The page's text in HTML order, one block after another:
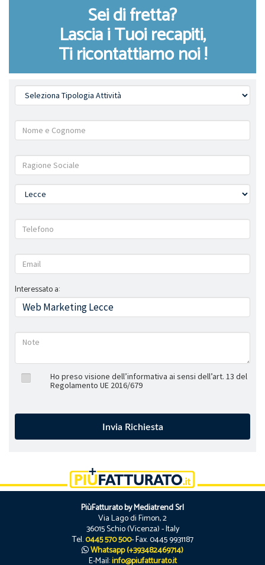
Sei di fretta?
Lascia i Tuoi recapiti,
Ti ricontattiamo noi !
Interessato a:
Ho preso visione dell’informativa ai sensi dell’art. 13 del
Regolamento UE 2016/679
PiùFatturato by Mediatrend Srl
Via Lago di Fimon, 2
36015 Schio (Vicenza) - Italy
Tel.0445 570 500- Fax. 0445 9931187
Whatsapp (+393482469714)
E-Mail:info@piufatturato.it